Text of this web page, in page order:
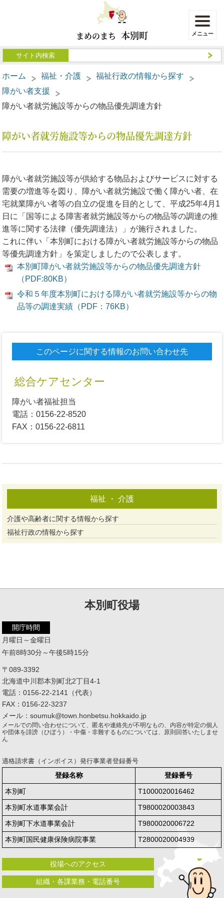
まめのまち 本別町
ホーム 福祉・介護
福祉行政の情報から探す
障がい者支援
障がい者就労施設等からの物品優先調達方針
障がい者就労施設等からの物品優先調達方針
障がい者就労施設等が供給する物品およびサービスに対する
需要の増進等を図り、障がい者就労施設で働く障がい者、在
宅就業障がい者等の自立の促進を目的として、平成25年4月1
日に「国等による障害者就労施設等からの物品等の調達の推
進等に関する法律（優先調達法）」が施行されました。
これに伴い「本別町における障がい者就労施設等からの物品
等優先調達方針」を策定しましたので公表します。
本別町障がい者就労施設等からの物品優先調達方針
（PDF:80KB）
令和５年度本別町における障がい者就労施設等からの物
品等の調達実績（PDF：76KB）
このページに関する情報のお問い合わせ先
総合ケアセンター
障がい者福祉担当
電話：0156-22-8520
FAX：0156-22-6811
福祉 ・ 介護
介護や高齢者に関する情報から探す
福祉行政の情報から探す
本別町役場
開庁時間
月曜日～金曜日
午前8時30分～午後5時15分
〒089-3392
北海道中川郡本別町北2丁目4-1
電話：0156-22-2141（代表）
FAX：0156-22-3237
メール：soumuk@town.honbetsu.hokkaido.jp
メールでの問い合わせについて、匿名や連絡先が不明なもの、内容が特定の個人
や団体を誹謗（ひぼう）・中傷・非難するものについては、原則回答いたしませ
ん
適格請求書（インボイス）発行事業者登録番号
登録名称
登録番号
本別町
T1000020016462
本別町水道事業会計
T9800020003843
本別町下水道事業会計
T9800020006722
本別町国民健康保険病院事業
T2800020004939
役場へのアクセス
組織・各課業務・電話番号